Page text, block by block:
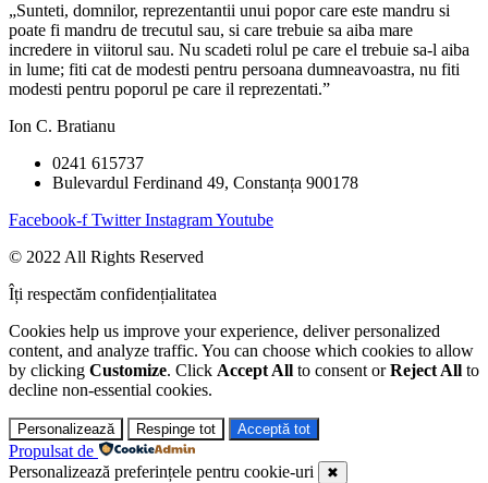
„Sunteti, domnilor, reprezentantii unui popor care este mandru si
poate fi mandru de trecutul sau, si care trebuie sa aiba mare
incredere in viitorul sau. Nu scadeti rolul pe care el trebuie sa-l aiba
in lume; fiti cat de modesti pentru persoana dumneavoastra, nu fiti
modesti pentru poporul pe care il reprezentati.”
Ion C. Bratianu
0241 615737
Bulevardul Ferdinand 49, Constanța 900178
Facebook-f Twitter InstagramYoutube
© 2022 All Rights Reserved
Îți respectăm confidențialitatea
Cookies help us improve your experience, deliver personalized
content, and analyze traffic. You can choose which cookies to allow
by clicking Customize. Click Accept All to consent orReject All to
decline non-essential cookies.
Personalizează Respinge tot Acceptă tot
Propulsat de
Personalizează preferințele pentru cookie-uri
✖